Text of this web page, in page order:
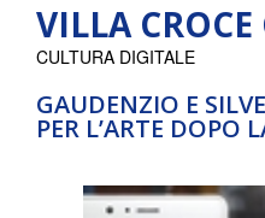
VILLA
GAUDENZIO E
PER L’ARTE DOPO
CULTURA DIGITALE